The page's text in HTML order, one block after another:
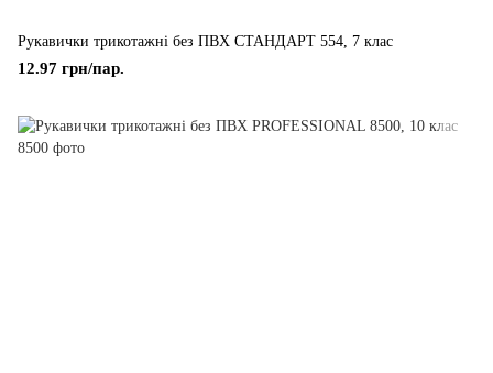
Рукавички трикотажні без ПВХ СТАНДАРТ 554, 7 клас
12.97 грн/пар.